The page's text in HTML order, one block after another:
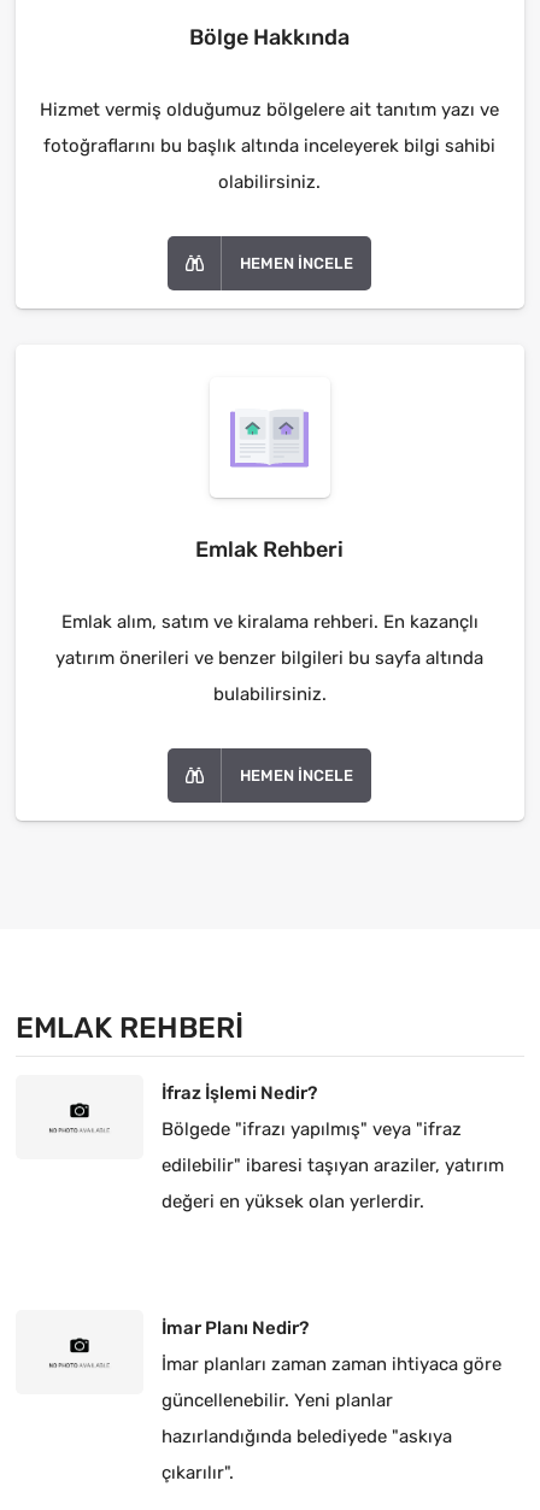
Bölge Hakkında
Hizmet vermiş olduğumuz bölgelere ait tanıtım yazı ve
fotoğraflarını bu başlık altında inceleyerek bilgi sahibi
olabilirsiniz.
HEMEN İNCELE
Emlak Rehberi
Emlak alım, satım ve kiralama rehberi. En kazançlı
yatırım önerileri ve benzer bilgileri bu sayfa altında
bulabilirsiniz.
HEMEN İNCELE
EMLAK REHBERI
İfraz İşlemi Nedir?
Bölgede "ifrazı yapılmış" veya "ifraz
edilebilir" ibaresi taşıyan araziler, yatırım
değeri en yüksek olan yerlerdir.
İmar Planı Nedir?
İmar planları zaman zaman ihtiyaca göre
güncellenebilir. Yeni planlar
hazırlandığında belediyede "askıya
çıkarılır".